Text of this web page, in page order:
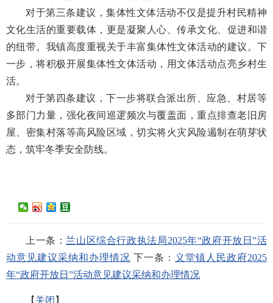
对于第三条建议，集体性文体活动不仅是提升村民精神
文化生活的重要载体，更是凝聚人心、传承文化、促进和谐
的纽带。我镇高度重视关于丰富集体性文体活动的建议。下
一步，将积极开展集体性文体活动，用文体活动点亮乡村生
活。
对于第四条建议，下一步将联合派出所、应急、村居等
多部门力量，强化夜间巡逻频次与覆盖面，重点排查老旧房
屋、密集村落等高风险区域，切实将火灾风险遏制在萌芽状
态，筑牢冬季安全防线。
上一条： 兰山区综合行政执法局2025年“政府开放日”活
动意见建议采纳和办理情况 下一条：
义堂镇人民政府2025
年“政府开放日”活动意见建议采纳和办理情况
【 关闭 】